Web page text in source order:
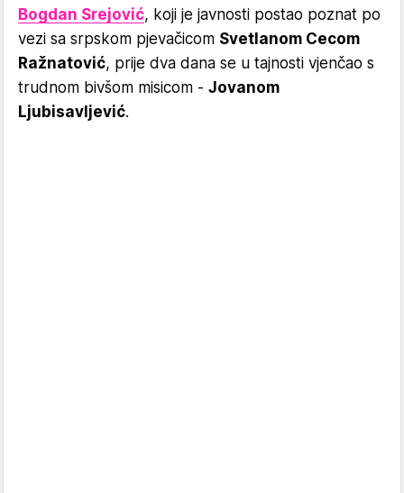
Bogdan Srejović, koji je javnosti postao poznat po
vezi sa srpskom pjevačicom Svetlanom Cecom
Ražnatović, prije dva dana se u tajnosti vjenčao s
trudnom bivšom misicom - Jovanom
Ljubisavljević.